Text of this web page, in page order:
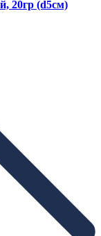
20гр (d5см)